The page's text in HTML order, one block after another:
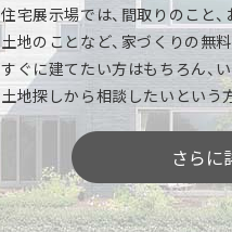
住宅展示場では、間取りのこと、
土地のことなど、家づくりの無
すぐに建てたい方はもちろん、
土地探しから相談したいという
さらに
特別感のあるモデルハウスも、一
所、浴室、トイレ、収納やインテ
ください。機能性、デザイン性
いただけます。※商品により標
「間取りや広さ」を
空間の広がりや奥行き感、部屋